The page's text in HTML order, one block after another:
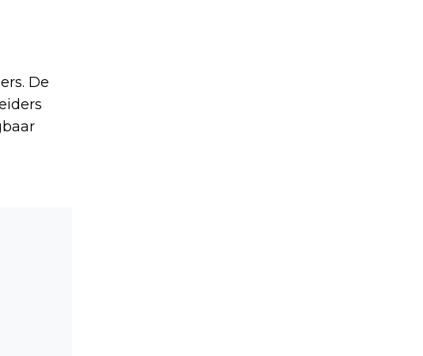
De